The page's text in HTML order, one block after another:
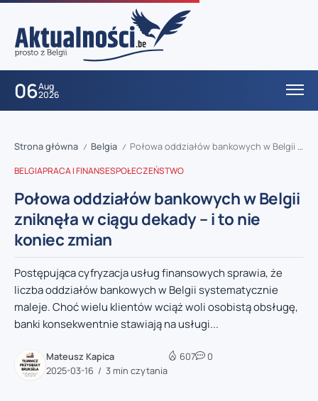
06Aug
2026
Strona główna / Belgia / Połowa oddziałów bankowych w Belgii zniknęła w ciągu dekady – i to nie koniec zmian
BELGIAPRACA I FINANSESPOŁECZEŃSTWO
Połowa oddziałów bankowych w Belgii
zniknęła w ciągu dekady – i to nie
koniec zmian
Postępująca cyfryzacja usług finansowych sprawia, że
liczba oddziałów bankowych w Belgii systematycznie
maleje. Choć wielu klientów wciąż woli osobistą obsługę,
banki konsekwentnie stawiają na usługi...
Mateusz Kapica
2025-03-16
3 min czytania
607 0